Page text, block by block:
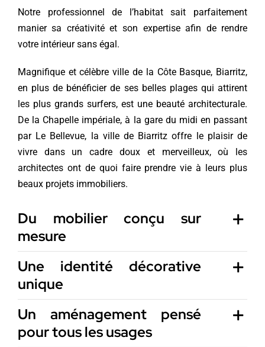
Notre professionnel de l’habitat sait parfaitement
manier sa créativité et son expertise afin de rendre
votre intérieur sans égal.
Magnifique et célèbre ville de la Côte Basque, Biarritz,
en plus de bénéficier de ses belles plages qui attirent
les plus grands surfers, est une beauté architecturale.
De la Chapelle impériale, à la gare du midi en passant
par Le Bellevue, la ville de Biarritz offre le plaisir de
vivre dans un cadre doux et merveilleux, où les
architectes ont de quoi faire prendre vie à leurs plus
beaux projets immobiliers.
Du mobilier conçu sur
mesure
Une identité décorative
unique
Un aménagement pensé
pour tous les usages